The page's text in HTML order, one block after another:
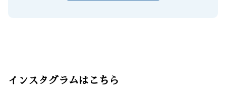
インスタグラムはこちら